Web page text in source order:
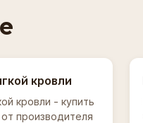
кровли
кровли - купить
производителя